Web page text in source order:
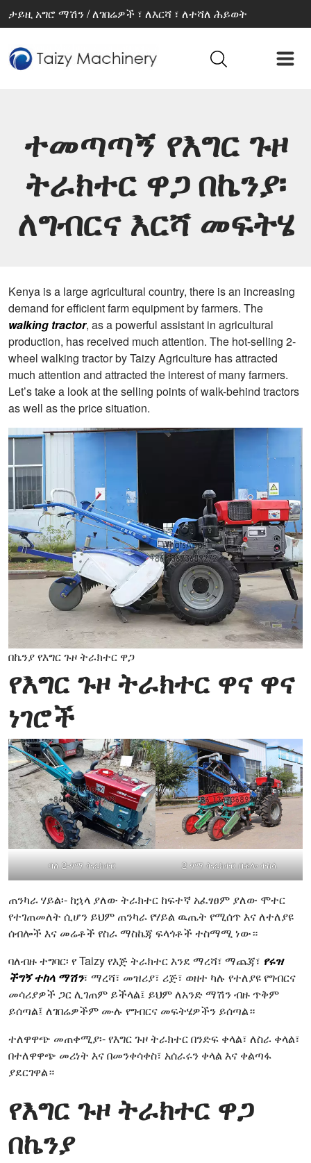
ታይዚ አግሮ ማሽን / ለገበሬዎች ፣ ለእርሻ ፣ ለተሻለ ሕይወት
ተመጣጣኝ የእግር ጉዞ
ትራክተር ዋጋ በኬንያ፡
ለግብርና እርሻ መፍትሄ
Kenya is a large agricultural country, there is an increasing
demand for efficient farm equipment by farmers. The
walking tractor, as a powerful assistant in agricultural
production, has received much attention. The hot-selling 2-
wheel walking tractor by Taizy Agriculture has attracted
much attention and attracted the interest of many farmers.
Let’s take a look at the selling points of walk-behind tractors
as well as the price situation.
በኬንያ የእግር ጉዞ ትራክተር ዋጋ
የእግር ጉዞ ትራክተር ዋና ዋና
ነገሮች
ባለ 2-ጎማ ትራክተር 2 ጎማ ትራክተር በቆሎ ተከላ
ጠንካራ ሃይል፡- ከኋላ ያለው ትራክተር ከፍተኛ አፈፃፀም ያለው ሞተር
የተገጠመለት ሲሆን ይህም ጠንካራ የሃይል ዉጤት የሚሰጥ እና ለተለያዩ
ሰብሎች እና መሬቶች የስራ ማስኬጃ ፍላጎቶች ተስማሚ ነው።
ባለብዙ ተግባር፡ የ Taizy የእጅ ትራክተር እንደ ማረሻ፣ ማጨጃ፣ የሩዝ
ችግኝ ተከላ ማሽን፣ ማረሻ፣ መዝሪያ፣ ሪጅ፣ ወዘተ ካሉ የተለያዩ የግብርና
መሳሪያዎች ጋር ሊገጠም ይችላል፤ ይህም ለአንድ ማሽን ብዙ ጥቅም
ይሰጣል፤ ለገበሬዎችም ሙሉ የግብርና መፍትሄዎችን ይሰጣል።
ተለዋዋጭ መጠቀሚያ፡- የእግር ጉዞ ትራክተር በንድፍ ቀላል፣ ለስራ ቀላል፣
በተለዋዋጭ መሪነት እና በመንቀሳቀስ፣ አሰራሩን ቀላል እና ቀልጣፋ
ያደርገዋል።
የእግር ጉዞ ትራክተር ዋጋ
በኬንያ